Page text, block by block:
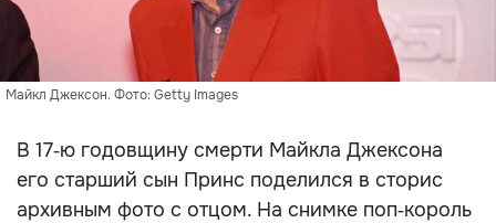
Майкл Джексон. Фото: Getty Images
В 17‑ю годовщину смерти Майкла Джексона
его старший сын Принс поделился в сторис
архивным фото с отцом. На снимке поп‑король